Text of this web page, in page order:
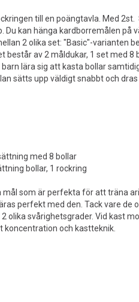
till en poängtavla. Med 2st.
kan hänga kardborremålen på
2 olika set: "Basic"-varianten
består av 2 måldukar, 1 set med 8
lära sig att kasta bollar
sätts upp väldigt snabbt och
med 8 bollar
bollar, 1 rockring
mål som är perfekta för att träna
perfekt med den. Tack vare de
olika svårighetsgrader. Vid kast
och kastteknik.